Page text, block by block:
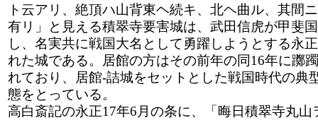
ト云アリ、絶頂ハ山背東ヘ続キ、北ヘ曲ル、其間
有リ」と見える積翠寺要害城は、武田信虎が甲斐
し、名実共に戦国大名として勇躍しようとする永
れた城である。居館の方はその前年の同16年に躑
れており、居館-詰城をセットとした戦国時代の典
態をとっている。
高白斎記の永正17年6月の条に、「晦日積翠寺丸山